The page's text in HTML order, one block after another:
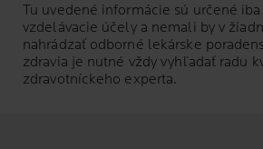
Tu uvedené informácie sú určené
vzdelávacie účely a nemali by v
nahrádzať odborné lekárske
zdravia je nutné vždy vyhľadať radu
zdravotníckeho experta.